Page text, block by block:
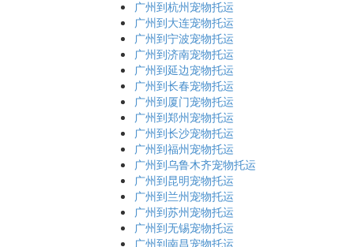
广州到杭州宠物托运
广州到大连宠物托运
广州到宁波宠物托运
广州到济南宠物托运
广州到延边宠物托运
广州到长春宠物托运
广州到厦门宠物托运
广州到郑州宠物托运
广州到长沙宠物托运
广州到福州宠物托运
广州到乌鲁木齐宠物托运
广州到昆明宠物托运
广州到兰州宠物托运
广州到苏州宠物托运
广州到无锡宠物托运
广州到南昌宠物托运